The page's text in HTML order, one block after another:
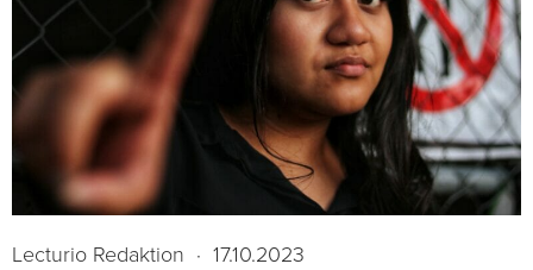
Lecturio Redaktion · 17.10.2023